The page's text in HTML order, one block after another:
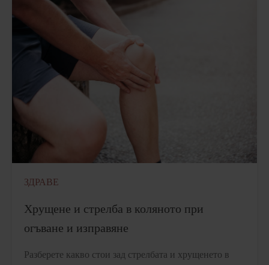
ЗДРАВЕ
Хрущене и стрелба в коляното при
огъване и изправяне
Разберете какво стои зад стрелбата и хрущенето в